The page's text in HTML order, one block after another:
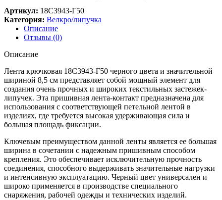
Артикул: 18С3943-Г50
Категория: Велкро/липучка
Описание
Отзывы (0)
Описание
Лента крючковая 18С3943-Г50 черного цвета и значительной
шириной 8,5 см представляет собой мощный элемент для
создания очень прочных и широких текстильных застежек-
липучек. Эта пришивная лента-контакт предназначена для
использования с соответствующей петельной лентой в
изделиях, где требуется высокая удерживающая сила и
большая площадь фиксации.
Ключевым преимуществом данной ленты является ее большая
ширина в сочетании с надежным пришивным способом
крепления. Это обеспечивает исключительную прочность
соединения, способного выдерживать значительные нагрузки
и интенсивную эксплуатацию. Черный цвет универсален и
широко применяется в производстве специального
снаряжения, рабочей одежды и технических изделий.